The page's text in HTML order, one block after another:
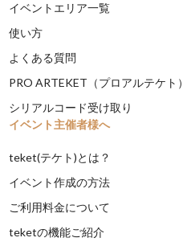
イベントエリア一覧
使い方
よくある質問
PRO ARTEKET（プロアルテケト）
シリアルコード受け取り
イベント主催者様へ
teket(テケト)とは？
イベント作成の方法
ご利用料金について
teketの機能ご紹介